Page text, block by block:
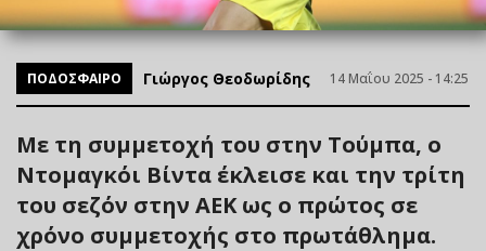
ΠΟΔΟΣΦΑΙΡΟ Γιώργος Θεοδωρίδης 14 Μαΐου 2025 - 14:25
Με τη συμμετοχή του στην Τούμπα, ο
Ντομαγκόι Βίντα έκλεισε και την τρίτη
του σεζόν στην ΑΕΚ ως ο πρώτος σε
χρόνο συμμετοχής στο πρωτάθλημα.